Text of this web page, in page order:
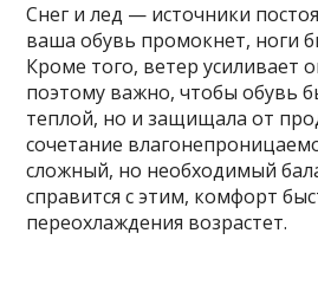
Снег и лед — источники
ваша обувь промокнет, ноги
Кроме того, ветер усиливает
поэтому важно, чтобы обувь
теплой, но и защищала от
сочетание
сложный, но необходимый
справится с этим, комфорт
переохлаждения возрастет.